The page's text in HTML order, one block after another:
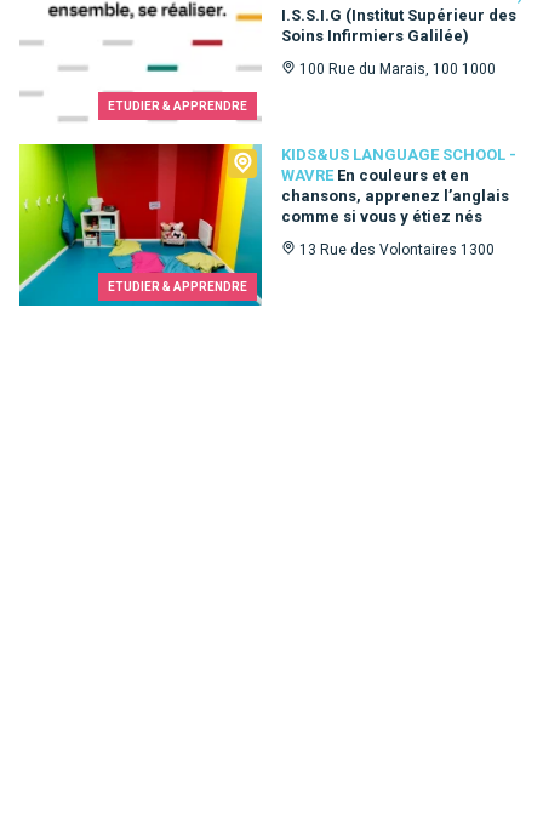
ETUDIER & APPRENDRE
I.S.S.I.G (Institut Supérieur des
Soins Infirmiers Galilée)
100 Rue du Marais, 100 1000
ETUDIER & APPRENDRE
KIDS&US LANGUAGE SCHOOL -
WAVRE En couleurs et en
chansons, apprenez l’anglais
comme si vous y étiez nés
13 Rue des Volontaires 1300
Kids&Us language school - Wavre